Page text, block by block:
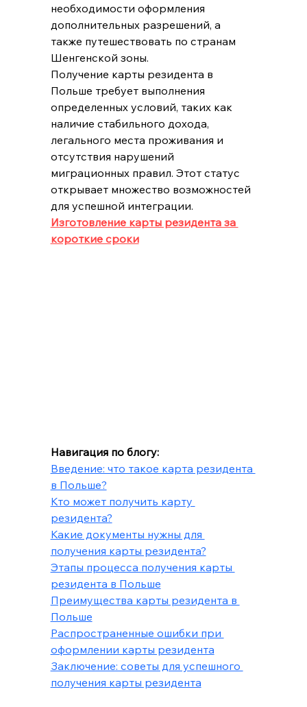
необходимости оформления
дополнительных разрешений, а
также путешествовать по странам
Шенгенской зоны.
Получение карты резидента в
Польше требует выполнения
определенных условий, таких как
наличие стабильного дохода,
легального места проживания и
отсутствия нарушений
миграционных правил. Этот статус
открывает множество возможностей
для успешной интеграции.
Изготовление карты резидента за
короткие сроки
Навигация по блогу:
Введение: что такое карта резидента
в Польше?
Кто может получить карту
резидента?
Какие документы нужны для
получения карты резидента?
Этапы процесса получения карты
резидента в Польше
Преимущества карты резидента в
Польше
Распространенные ошибки при
оформлении карты резидента
Заключение: советы для успешного
получения карты резидента